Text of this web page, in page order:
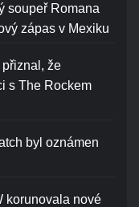
soupeř Romana
zápas v Mexiku
že
s The Rockem
byl oznámen
korunovala nové